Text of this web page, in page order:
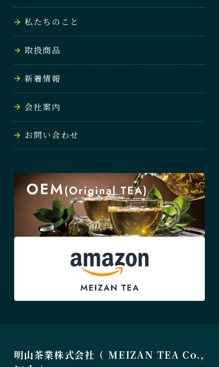
会社案内
COMPANY
お問い合わせ
私たちのこと
取扱商品
新着情報
会社案内
お問い合わせ
明山茶業株式会社（ MEIZAN TEA Co.,